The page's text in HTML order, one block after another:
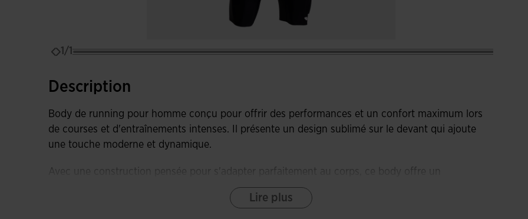
1/1
Description
Body de running pour homme conçu pour offrir des performances et un confort maximum lors
de courses et d'entraînements intenses. Il présente un design sublimé sur le devant qui ajoute
une touche moderne et dynamique.
Avec une construction pensée pour s'adapter parfaitement au corps, ce body offre un
ajustement serré et ergonomique grâce à la combinaison de matériaux élastiques et à sa
Lire plus